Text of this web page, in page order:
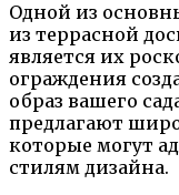
Одной из
из террасной
является их
ограждения
образ вашего
предлагают
которые могут
стилям дизайна.